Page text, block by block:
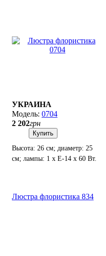
УКРАИНА
0704
2 202грн
Купить
Высота: 26 см; диаметр: 25
см; лампы: 1 х Е-14 х 60 Вт.
Люстра флористика 834